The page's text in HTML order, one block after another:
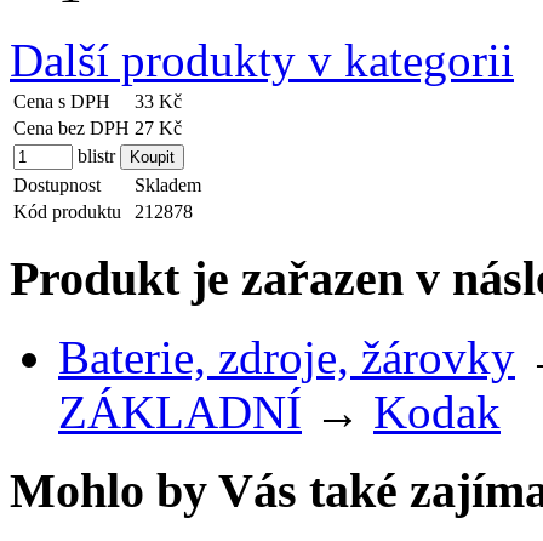
Další produkty v kategorii
Cena s DPH
33 Kč
Cena bez DPH 27 Kč
blistr
Dostupnost
Skladem
Kód produktu
212878
Produkt je zařazen v
Baterie, zdroje, žárovky
ZÁKLADNÍ → Kodak
Mohlo by Vás také